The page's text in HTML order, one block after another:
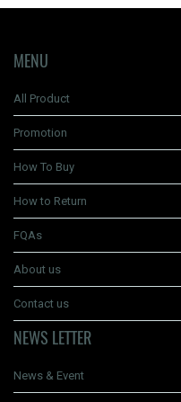
MENU
All Product
Promotion
How To Buy
How to Return
FQAs
About us
Contact us
NEWS LETTER
News & Event